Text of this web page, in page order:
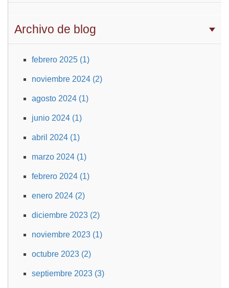
Archivo de blog
febrero 2025 (1)
noviembre 2024 (2)
agosto 2024 (1)
junio 2024 (1)
abril 2024 (1)
marzo 2024 (1)
febrero 2024 (1)
enero 2024 (2)
diciembre 2023 (2)
noviembre 2023 (1)
octubre 2023 (2)
septiembre 2023 (3)